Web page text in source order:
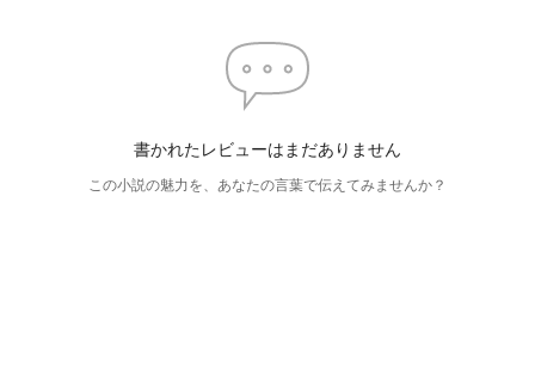
書かれたレビューはまだありません
この小説の魅力を、あなたの言葉で伝えてみませんか？